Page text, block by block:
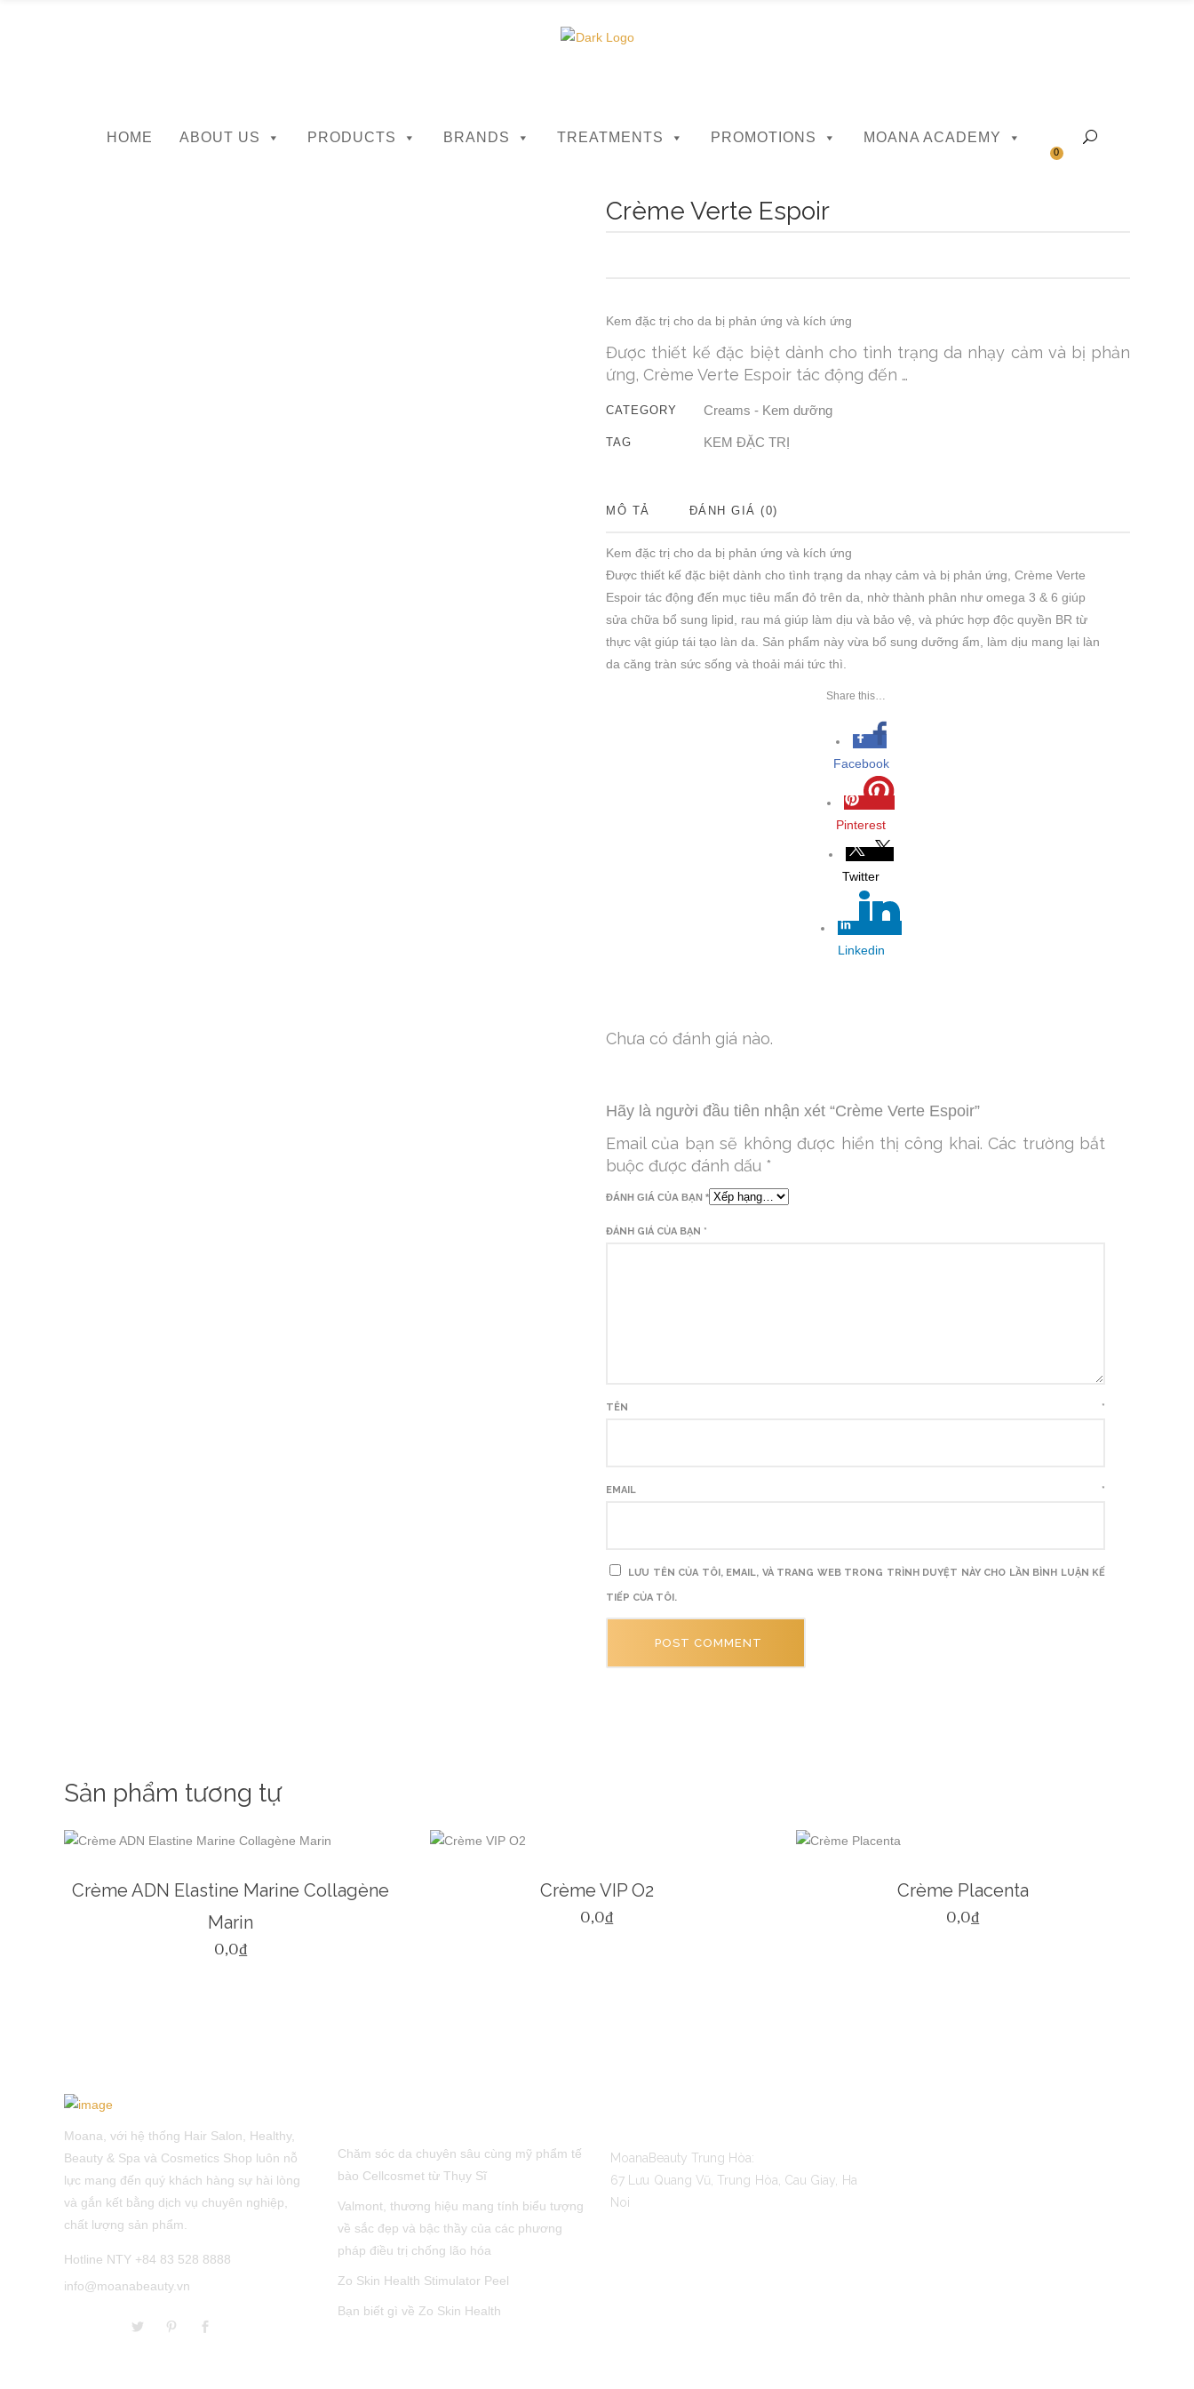
HOME ABOUT US PRODUCTS BRANDS TREATMENTS PROMOTIONS MOANA ACADEMY
0
Crème Verte Espoir
Kem đặc trị cho da bị phản ứng và kích ứng
Được thiết kế đặc biệt dành cho tình trạng da nhạy cảm và bị phản
ứng, Crème Verte Espoir tác động đến …
CATEGORY Creams - Kem dưỡng
TAG KEM ĐẶC TRỊ
MÔ TẢ ĐÁNH GIÁ (0)
Kem đặc trị cho da bị phản ứng và kích ứng
Được thiết kế đặc biệt dành cho tình trạng da nhạy cảm và bị phản ứng, Crème Verte
Espoir tác động đến mục tiêu mẩn đỏ trên da, nhờ thành phân như omega 3 & 6 giúp
sửa chữa bổ sung lipid, rau má giúp làm dịu và bảo vệ, và phức hợp độc quyền BR từ
thực vật giúp tái tạo làn da. Sản phẩm này vừa bổ sung dưỡng ẩm, làm dịu mang lại làn
da căng tràn sức sống và thoải mái tức thì.
Share this…
Facebook
Pinterest
Twitter
Linkedin
Chưa có đánh giá nào.
Hãy là người đầu tiên nhận xét “Crème Verte Espoir”
Email của bạn sẽ không được hiển thị công khai. Các trường bắt
buộc được đánh dấu *
ĐÁNH GIÁ CỦA BẠN *
ĐÁNH GIÁ CỦA BẠN *
TÊN *
EMAIL *
LƯU TÊN CỦA TÔI, EMAIL, VÀ TRANG WEB TRONG TRÌNH DUYỆT NÀY CHO LẦN BÌNH LUẬN KẾ
TIẾP CỦA TÔI.
Sản phẩm tương tự
Crème ADN Elastine Marine Collagène
Marin
0,0₫
Crème VIP O2
0,0₫
Crème Placenta
0,0₫
Moana, với hệ thống Hair Salon, Healthy,
Beauty & Spa và Cosmetics Shop luôn nỗ
lực mang đến quý khách hàng sự hài lòng
và gắn kết bằng dịch vụ chuyên nghiệp,
chất lượng sản phẩm.
Hotline NTY +84 83 528 8888
info@moanabeauty.vn
Chăm sóc da chuyên sâu cùng mỹ phẩm tế
bào Cellcosmet từ Thụy Sĩ
Valmont, thương hiệu mang tính biểu tượng
về sắc đẹp và bậc thầy của các phương
pháp điều trị chống lão hóa
Zo Skin Health Stimulator Peel
Bạn biết gì về Zo Skin Health
MoanaBeauty Trung Hòa:
67 Lưu Quang Vũ, Trung Hòa, Cau Giay, Ha
Noi